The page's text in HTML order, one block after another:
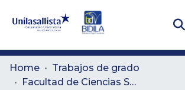
Communities
& Collections
Home
Trabajos de grado
Facultad de Ciencias Sociales y Educación